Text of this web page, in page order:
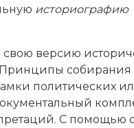
историографию
свою версию
собирания
политических
С помощью